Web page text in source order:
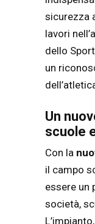
sicurezza
lavori
dello
un
Un
scuole
Con la
il campo
essere un
società,